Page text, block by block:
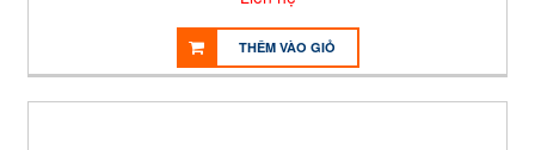
THÊM VÀO GIỎ